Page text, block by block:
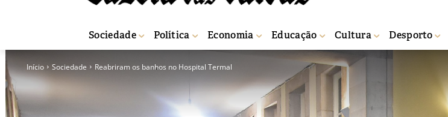
Sociedade Política Economia Educação Cultura Desporto
Início Sociedade Reabriram os banhos no Hospital Termal